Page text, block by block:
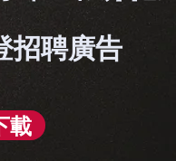
招聘廣告
載